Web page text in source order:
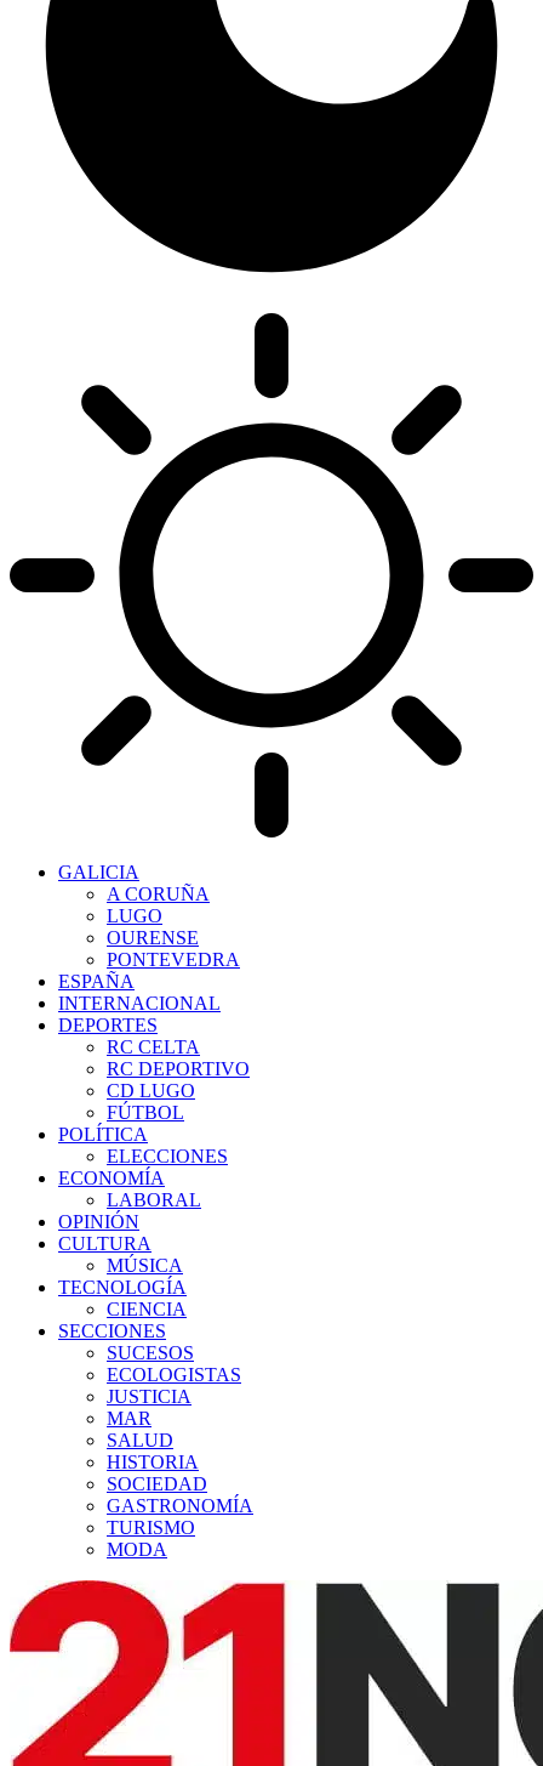
GALICIA
A CORUÑA
LUGO
OURENSE
PONTEVEDRA
ESPAÑA
INTERNACIONAL
DEPORTES
RC CELTA
RC DEPORTIVO
CD LUGO
FÚTBOL
POLÍTICA
ELECCIONES
ECONOMÍA
LABORAL
OPINIÓN
CULTURA
MÚSICA
TECNOLOGÍA
CIENCIA
SECCIONES
SUCESOS
ECOLOGISTAS
JUSTICIA
MAR
SALUD
HISTORIA
SOCIEDAD
GASTRONOMÍA
TURISMO
MODA